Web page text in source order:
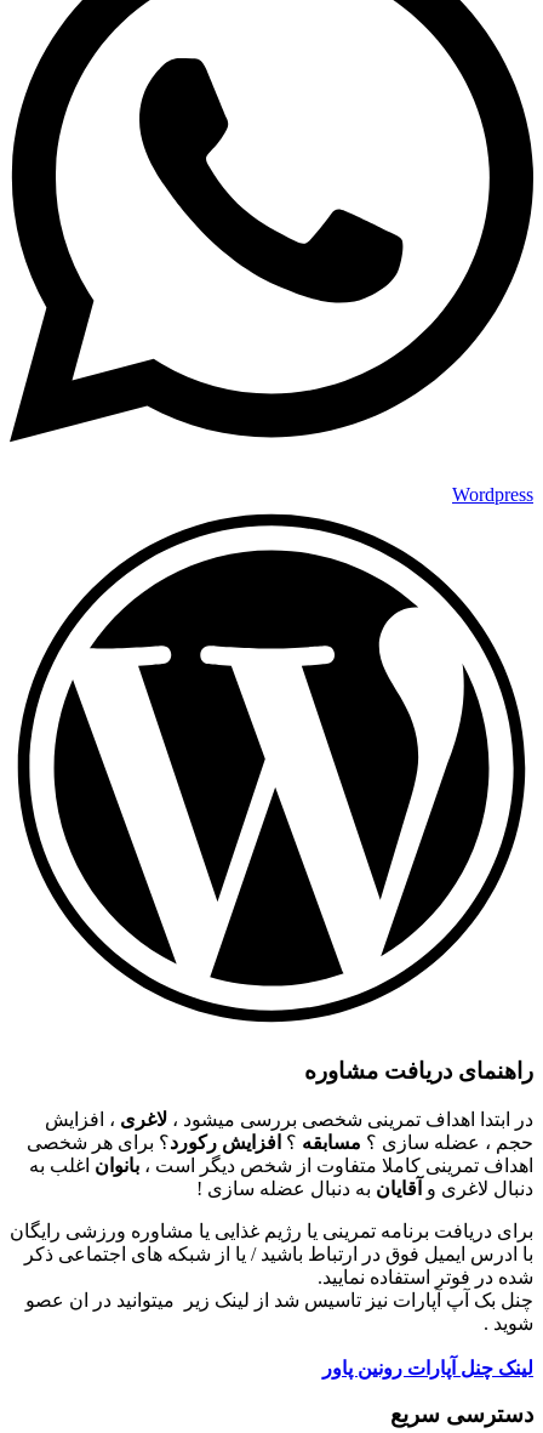
Wordpress
راهنمای دریافت مشاوره
در ابتدا اهداف تمرینی شخصی بررسی میشود ، لاغری ، افزایش
حجم ، عضله سازی ؟ مسابقه ؟ افزایش رکورد؟ برای هر شخصی
اهداف تمرینی کاملا متفاوت از شخص دیگر است ، بانوان اغلب به
دنبال لاغری و آقایان به دنبال عضله سازی !
برای دریافت برنامه تمرینی یا رژیم غذایی یا مشاوره ورزشی رایگان
با ادرس ایمیل فوق در ارتباط باشید / یا از شبکه های اجتماعی ذکر
شده در فوتر استفاده نمایید.
چنل بک آپ آپارات نیز تاسیس شد از لینک زیر میتوانید در ان عصو
شوید .
لینک چنل آپارات رونین پاور
دسترسی سریع